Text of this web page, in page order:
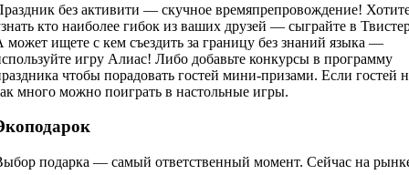
без активити — скучное времяпрепровождение!
кто наиболее гибок из ваших друзей — сыграйте в
может ищете с кем съездить за границу без знаний языка —
игру Алиас! Либо добавьте конкурсы в программу
чтобы порадовать гостей мини-призами. Если гостей
много можно поиграть в настольные игры.
подарка — самый ответственный момент. Сейчас на